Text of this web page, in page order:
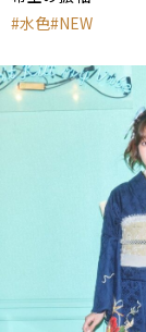
水色 NEW